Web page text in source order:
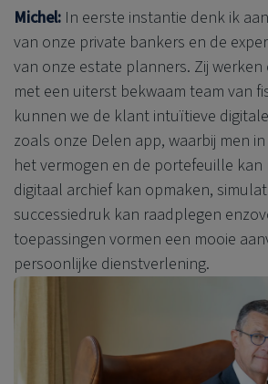
Michel: In eerste instantie denk ik
van onze private bankers en de
van onze estate planners. Zij
met een uiterst bekwaam team van
kunnen we de klant intuïtieve
zoals onze Delen app, waarbij men
het vermogen en de portefeuille kan
digitaal archief kan opmaken,
successiedruk kan raadplegen
toepassingen vormen een mooie
persoonlijke dienstverlening.